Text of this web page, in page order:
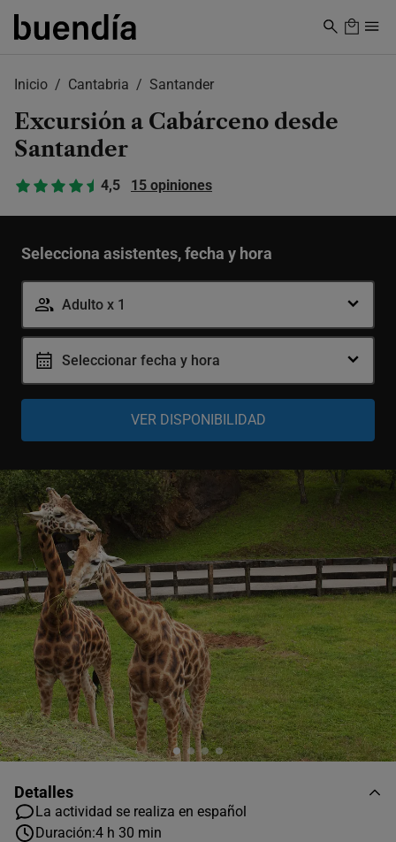
Skip
Inicio Cantabria Santander
Excursión a Cabárceno desde
Santander
4,5 15 opiniones
Selecciona asistentes, fecha y hora
Adulto x 1
Niño
4-12 años - +
Bebé
0-3 años - +
Seleccionar fecha y hora
Detalles
La actividad se realiza en español
Duración:4 h 30 min